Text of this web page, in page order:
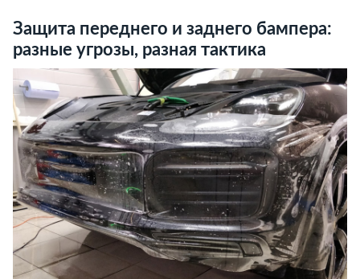
Защита переднего и заднего бампера:
разные угрозы, разная тактика